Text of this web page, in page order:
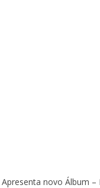
Apresenta novo Álbum